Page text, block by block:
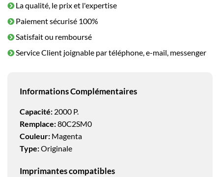
La qualité, le prix et l'expertise
Paiement sécurisé 100%
Satisfait ou remboursé
Service Client joignable par téléphone, e-mail, messenger
Informations Complémentaires
Capacité: 2000 P.
Remplace:80C2SM0
Couleur: Magenta
Type:Originale
Imprimantes compatibles